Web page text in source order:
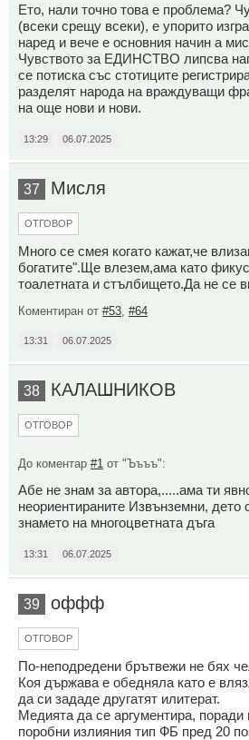
Ето, нали точно това е проблема?
(всеки срещу всеки), е упорито
наред и вече е основния начин а
Чувството за ЕДИНСТВО липсва
се потиска със стотиците
разделят народа на враждуващи
на още нови и нови.
13:29 06.07.2025
37 Мисля
ОТГОВОР
Много се смея когато кажат,че
богатите".Ще влезем,ама като
тоалетната и стълбището.Да не се
Коментиран от #53 #64
13:31 06.07.2025
38 КАЛАШНИКОВ
ОТГОВОР
До коментар #1 от "Ъъъъ":
Абе не знам за автора,.....ама ти
неориентираните Извънземни, дето
знамето на многоцветната дъга
13:31 06.07.2025
39 оффф
ОТГОВОР
По-неподредени брътвежи не бях
Коя държава е обедняла като е
да си зададе другатят илитерат.
Медията да се аргументира,
поробни излияния тип ФБ пред 20